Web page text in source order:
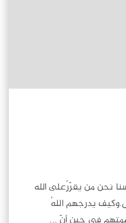
نحن من يقرّرُعلى الله
يدرجهم اللهُ